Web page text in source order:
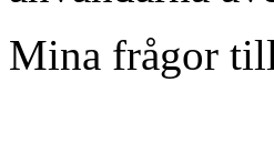
Mina frågor